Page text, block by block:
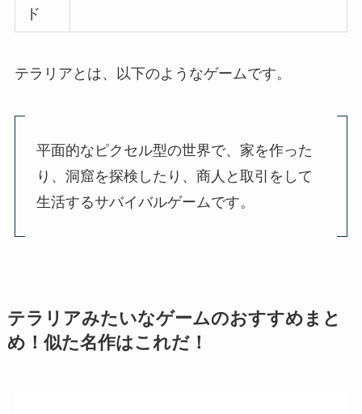
ド
テラリアとは、以下のようなゲームです。
平面的なピクセル型の世界で、家を作った
り、洞窟を探検したり、商人と取引をして
生活するサバイバルゲームです。
テラリアみたいなゲームのおすすめまと
め！似た名作はこれだ！